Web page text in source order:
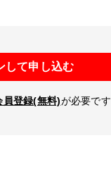
して申し込む
員登録(無料)が必要です